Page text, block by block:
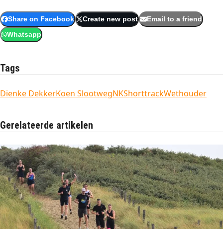
Share on Facebook Create new post Email to a friend
Whatsapp
Tags
Dienke DekkerKoen SlootwegNKShorttrackWethouder
Gerelateerde artikelen